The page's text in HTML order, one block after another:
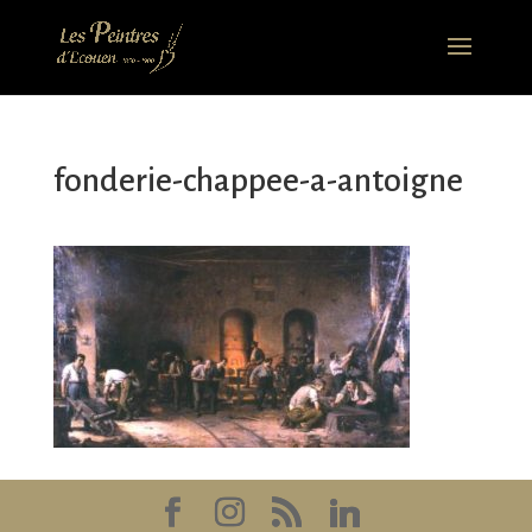
fonderie-chappee-a-antoigne